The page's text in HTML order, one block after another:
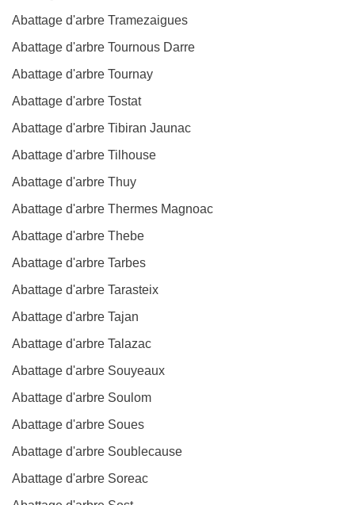
Abattage d'arbre Tramezaigues
Abattage d'arbre Tournous Darre
Abattage d'arbre Tournay
Abattage d'arbre Tostat
Abattage d'arbre Tibiran Jaunac
Abattage d'arbre Tilhouse
Abattage d'arbre Thuy
Abattage d'arbre Thermes Magnoac
Abattage d'arbre Thebe
Abattage d'arbre Tarbes
Abattage d'arbre Tarasteix
Abattage d'arbre Tajan
Abattage d'arbre Talazac
Abattage d'arbre Souyeaux
Abattage d'arbre Soulom
Abattage d'arbre Soues
Abattage d'arbre Soublecause
Abattage d'arbre Soreac